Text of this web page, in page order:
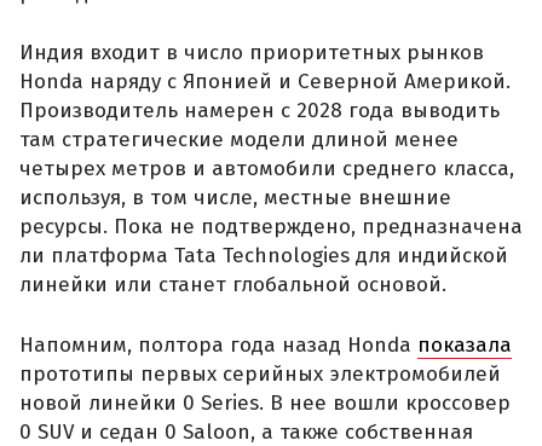
Индия входит в число приоритетных рынков
Honda наряду с Японией и Северной Америкой.
Производитель намерен с 2028 года выводить
там стратегические модели длиной менее
четырех метров и автомобили среднего класса,
используя, в том числе, местные внешние
ресурсы. Пока не подтверждено, предназначена
ли платформа Tata Technologies для индийской
линейки или станет глобальной основой.
Напомним, полтора года назад Honda показала
прототипы первых серийных электромобилей
новой линейки 0 Series. В нее вошли кроссовер
0 SUV и седан 0 Saloon, а также собственная